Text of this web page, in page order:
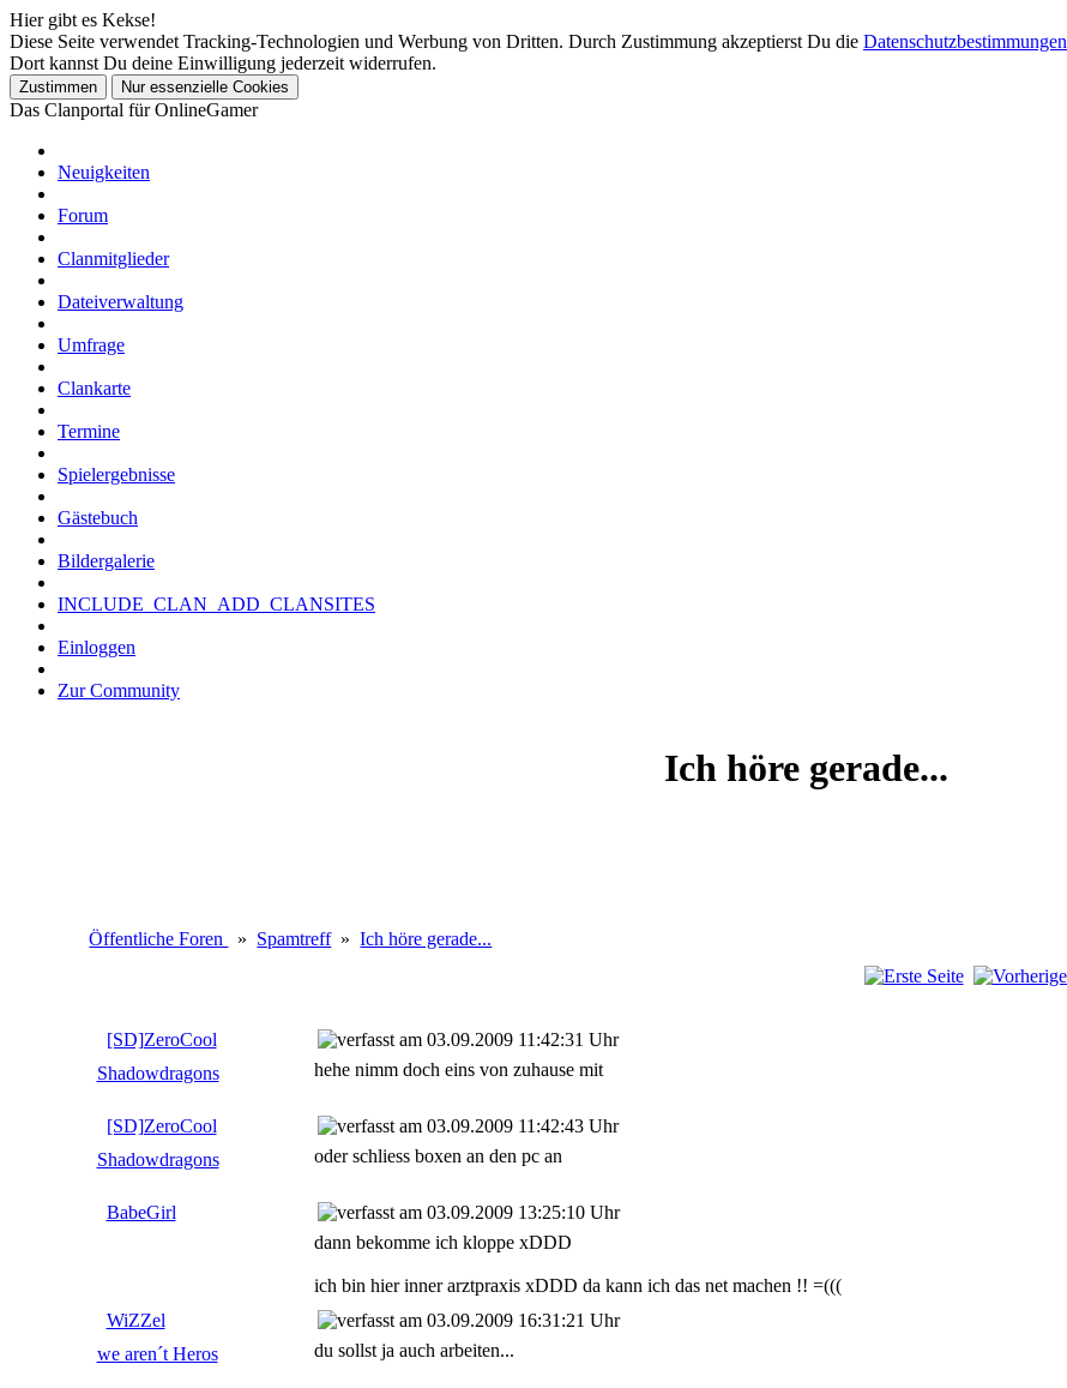
Hier gibt es Kekse!
Diese Seite verwendet Tracking-Technologien und Werbung von Dritten. Durch Zustimmung akzeptierst Du die Datenschutzbestimmungen
Dort kannst Du deine Einwilligung jederzeit widerrufen.
Das Clanportal für OnlineGamer
Neuigkeiten
Forum
Clanmitglieder
Dateiverwaltung
Umfrage
Clankarte
Termine
Spielergebnisse
Gästebuch
Bildergalerie
INCLUDE_CLAN_ADD_CLANSITES
Einloggen
Zur Community
Ich höre gerade...
Öffentliche Foren » Spamtreff»Ich höre gerade...
[SD]ZeroCool 03.09.2009 11:42:31 Uhr
Shadowdragons
hehe nimm doch eins von zuhause mit
[SD]ZeroCool 03.09.2009 11:42:43 Uhr
Shadowdragons
oder schliess boxen an den pc an
BabeGirl 03.09.2009 13:25:10 Uhr
dann bekomme ich kloppe xDDD
ich bin hier inner arztpraxis xDDD da kann ich das net machen !! =(((
WiZZel
03.09.2009 16:31:21 Uhr
we aren´t Heros
du sollst ja auch arbeiten...